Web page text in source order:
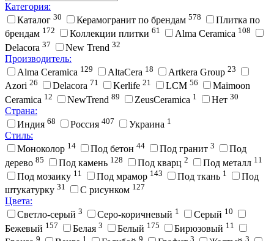
Категория:
Каталог 30 Керамогранит по брендам 578
Плитка по
брендам 172 Коллекции плитки 61 Alma Ceramica 108
Delacora 37 New Trend 32
Производитель:
Alma Ceramica 129 AltaCera 18 Artkera Group 23
Azori 26 Delacora 71 Kerlife 21 LCM 56
Maimoon
Ceramica 12 NewTrend 89 ZeusCeramica 1 Нет 30
Страна:
Индия 68 Россия 407 Украина 1
Стиль:
Моноколор 14 Под бетон 44 Под гранит 3
Под
дерево 85 Под камень 128 Под кварц 2 Под металл 11
Под мозаику 11 Под мрамор 143 Под ткань 1
Под
штукатурку 31 С рисунком 127
Цвета:
Cветло-серый 3 Cеро-коричневый 1 Cерый 10
Бежевый 157 Белая 3 Белый 175 Бирюзовый 11
9 1 9 3 3